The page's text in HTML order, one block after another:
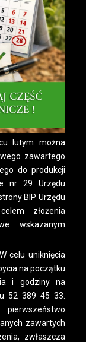
lutym można
zawartego
do produkcji
nr 29 Urzędu
BIP Urzędu
złożenia
wskazanym
celu uniknięcia
na początku
i godziny na
52 389 45 33.
zawartych
zwłaszcza